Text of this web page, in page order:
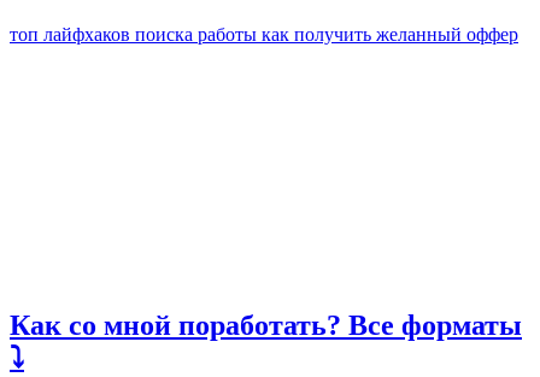
топ лайфхаков поиска работы как получить желанный оффер
Как со мной поработать? Все форматы
⤵️